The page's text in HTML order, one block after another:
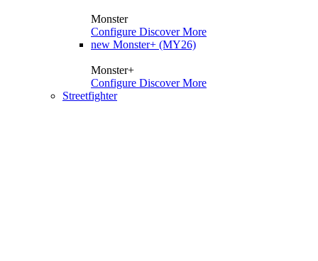
Monster
Configure Discover More
new Monster+ (MY26)
Monster+
Configure Discover More
Streetfighter